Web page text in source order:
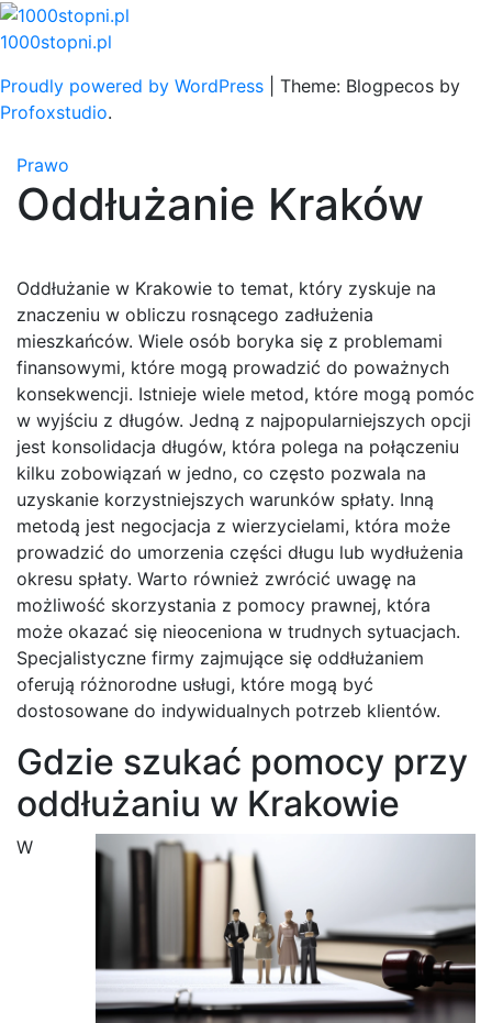
Skip
to
1000stopni.pl
Proudly powered by WordPress
Theme: Blogpecos by
Profoxstudio.
Prawo
Oddłużanie Kraków
Oddłużanie w Krakowie to temat, który zyskuje na
znaczeniu w obliczu rosnącego zadłużenia
mieszkańców. Wiele osób boryka się z problemami
finansowymi, które mogą prowadzić do poważnych
konsekwencji. Istnieje wiele metod, które mogą pomóc
w wyjściu z długów. Jedną z najpopularniejszych opcji
jest konsolidacja długów, która polega na połączeniu
kilku zobowiązań w jedno, co często pozwala na
uzyskanie korzystniejszych warunków spłaty. Inną
metodą jest negocjacja z wierzycielami, która może
prowadzić do umorzenia części długu lub wydłużenia
okresu spłaty. Warto również zwrócić uwagę na
możliwość skorzystania z pomocy prawnej, która
może okazać się nieoceniona w trudnych sytuacjach.
Specjalistyczne firmy zajmujące się oddłużaniem
oferują różnorodne usługi, które mogą być
dostosowane do indywidualnych potrzeb klientów.
Gdzie szukać pomocy przy
oddłużaniu w Krakowie
W